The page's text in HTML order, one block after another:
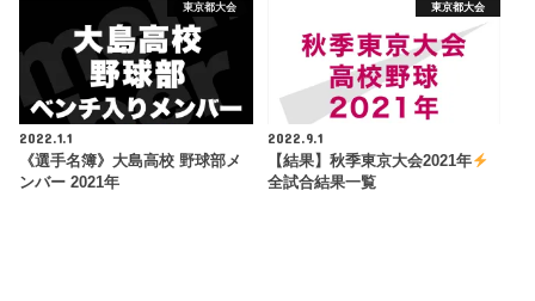
東京都大会
2022.1.1
《選手名簿》大島高校 野球部メ
ンバー 2021年
東京都大会
2022.9.1
【結果】秋季東京大会2021年
全試合結果一覧